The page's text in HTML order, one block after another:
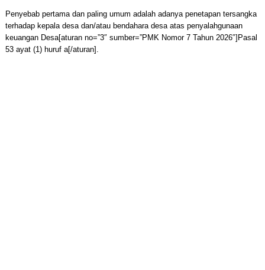
Penyebab pertama dan paling umum adalah adanya penetapan tersangka
terhadap kepala desa dan/atau bendahara desa atas penyalahgunaan
keuangan Desa[aturan no=”3″ sumber=”PMK Nomor 7 Tahun 2026″]Pasal
53 ayat (1) huruf a[/aturan].